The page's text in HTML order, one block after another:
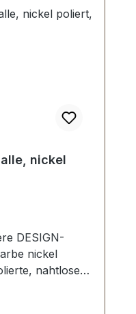
nickel
DESIGN-
nickel
nahtlose